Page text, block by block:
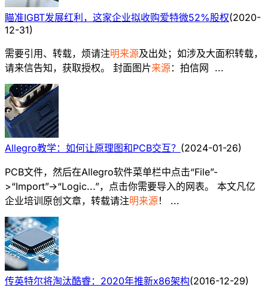
瞄准IGBT发展红利，这家企业拟收购爱特微52%股权(2020-
12-31)
需要引用、转载，烦请注明来源及出处；如涉及大面积转载，
请来信告知，获取授权。 封面图片来源：拍信网 ...
Allegro教学：如何让原理图和PCB交互？ (2024-01-26)
PCB文件，然后在Allegro软件菜单栏中点击“File”-
>“Import”->“Logic...”，点击你需要导入的网表。 本文凡亿
企业培训原创文章，转载请注明来源！ ...
传英特尔将淘汰酷睿：2020年推新x86架构(2016-12-29)